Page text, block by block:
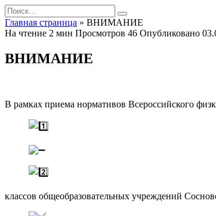
Перейти
к
содержанию
Search
for:
Главная страница » ВНИМАНИЕ
На чтение 2 мин Просмотров 46 Опубликовано
ВНИМАНИЕ
В рамках приема нормативов Всероссийского
классов общеобразовательных учреждений